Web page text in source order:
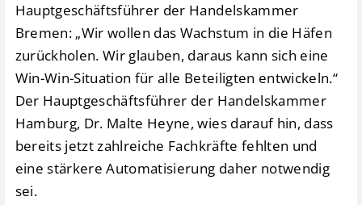
Hauptgeschäftsführer der Handelskammer
Bremen: „Wir wollen das Wachstum in die Häfen
zurückholen. Wir glauben, daraus kann sich eine
Win-Win-Situation für alle Beteiligten entwickeln.“
Der Hauptgeschäftsführer der Handelskammer
Hamburg, Dr. Malte Heyne, wies darauf hin, dass
bereits jetzt zahlreiche Fachkräfte fehlten und
eine stärkere Automatisierung daher notwendig
sei.